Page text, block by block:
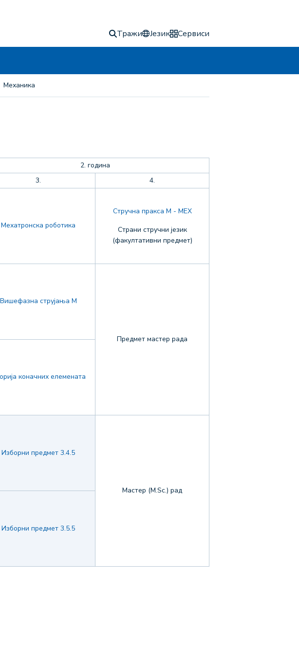
Тражи Језик Сервиси
Механика
2. година
3.
4.
Мехатронска роботика
Стручна пракса М - МЕХ
Страни стручни језик
(факултативни предмет)
Вишефазна струјања М
Предмет мастер рада
коначних елемената
Изборни предмет 3.4.5
Мастер (M.Sc.) рад
Изборни предмет 3.5.5